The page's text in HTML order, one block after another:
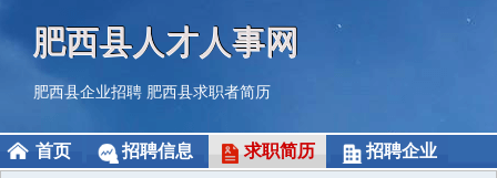
肥西县人才人事网
肥西县企业招聘 肥西县求职者简历
首页 招聘信息 求职简历 招聘企业